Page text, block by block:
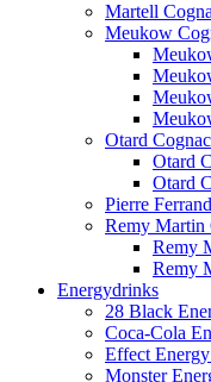
Martell
Meukow
Otard Cognac
Otard
Otard
Pierre
Remy Martin
Remy
Remy
Energydrinks
28 Black
Coca-Cola
Effect
Monster